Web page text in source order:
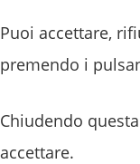
Puoi accettare,
premendo i
Chiudendo
accettare.